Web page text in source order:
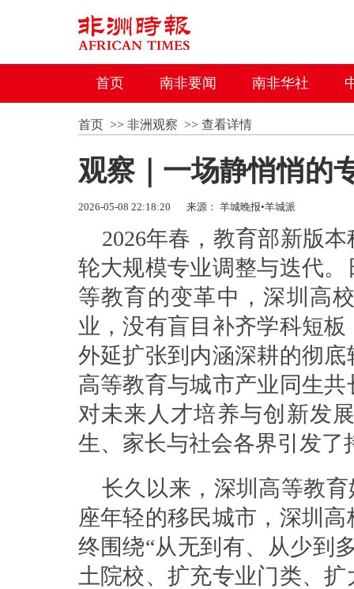
首页 南非要闻 南非华社
首页>> 非洲观察 >> 查看详情
观察｜一场静悄悄的
2026-05-08 22:18:20 来源： 羊城晚报•羊城派
2026年春，教育部新版
轮大规模专业调整与迭代
等教育的变革中，深圳高
业，没有盲目补齐学科短
外延扩张到内涵深耕的彻
高等教育与城市产业同生
对未来人才培养与创新发
生、家长与社会各界引发了
长久以来，深圳高等教
座年轻的移民城市，深圳
终围绕“从无到有、从少
土院校、扩充专业门类、